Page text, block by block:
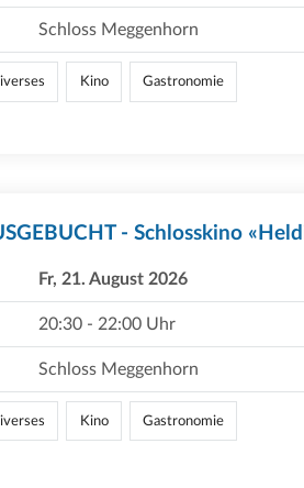
Schloss Meggenhorn
Kino Gastronomie
- Schlosskino
Fr, 21. August 2026
20:30 - 22:00 Uhr
Schloss Meggenhorn
Kino Gastronomie